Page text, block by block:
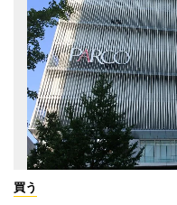
買う